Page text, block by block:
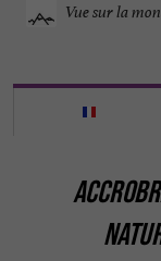
Vue sur la